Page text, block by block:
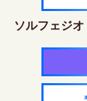
ソルフェジ